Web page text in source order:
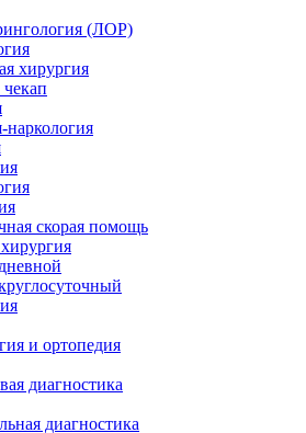
(ЛОР)
хирургия
скорая помощь
и ортопедия
диагностика
диагностика